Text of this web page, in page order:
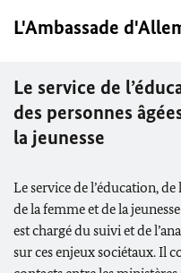
L'Ambassade
Le service de
des personnes
la jeunesse
Le service de l’éducation,
de la femme et de la
est chargé du suivi et de
sur ces enjeux sociétaux.Il